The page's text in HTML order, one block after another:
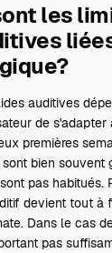
les
auditives
de s'adapter
premières
bien souvent
pas habitués.
devient tout à
Dans le cas
pas